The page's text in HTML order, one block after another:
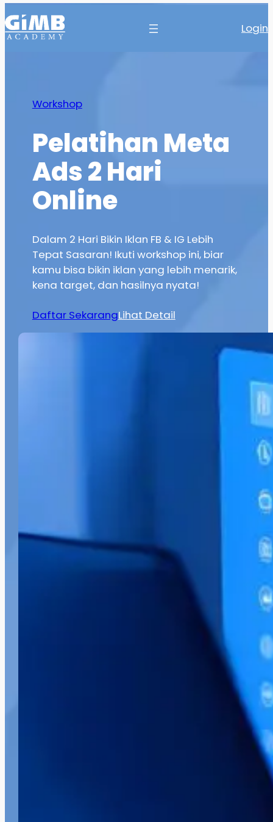
Login
Workshop
Pelatihan Meta
Ads 2 Hari
Online
Dalam 2 Hari Bikin Iklan FB & IG Lebih
Tepat Sasaran! Ikuti workshop ini, biar
kamu bisa bikin iklan yang lebih menarik,
kena target, dan hasilnya nyata!
Daftar SekarangLihat Detail